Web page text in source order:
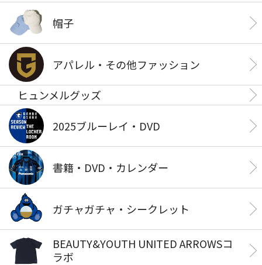
帽子
アパレル・その他ファッション
ヒュンメルグッズ
2025ブルーレイ・DVD
書籍・DVD・カレンダー
ガチャガチャ・シークレット
BEAUTY&YOUTH UNITED ARROWSコ
ラボ